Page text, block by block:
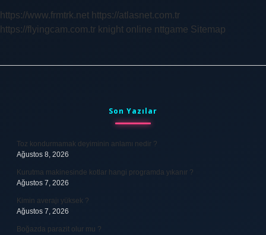
https://www.frmtrk.net https://atlasnet.com.tr
https://flyingcam.com.tr knight online nttgame Sitemap
Son Yazılar
Toz kondurmamak deyiminin anlamı nedir ?
Ağustos 8, 2026
Kurutma makinesinde kotlar hangi programda yıkanır ?
Ağustos 7, 2026
Kimin averajı yüksek ?
Ağustos 7, 2026
Boğazda parazit olur mu ?